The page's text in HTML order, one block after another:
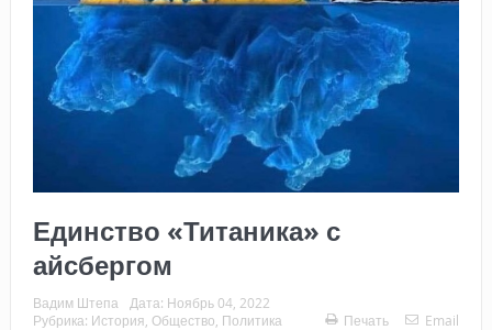
Единство «Титаника» с
айсбергом
Вадим Штепа Дата: Ноябрь 04, 2022
Рубрика: История Общество Политика Печать Email